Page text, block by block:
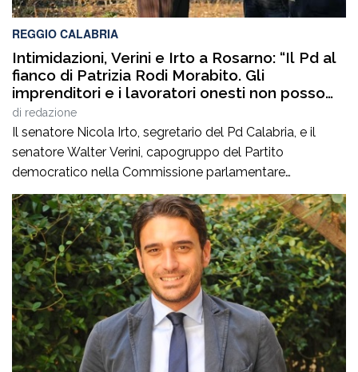
REGGIO CALABRIA
Intimidazioni, Verini e Irto a Rosarno: “Il Pd al
fianco di Patrizia Rodi Morabito. Gli
imprenditori e i lavoratori onesti non posso
essere lasciati da soli”
di redazione
Il senatore Nicola Irto, segretario del Pd Calabria, e il
senatore Walter Verini, capogruppo del Partito
democratico nella Commissione parlamentare
Antimafia, hanno fatto visita a Patrizia Rodi Morabito,
imprenditrice agricola di Rosarno (Rc) la cui azienda è
stata più volte colpita da incendi, furti e danneggiamenti.
L’ultimo grave episodio si è verificato nei giorni scorsi […]